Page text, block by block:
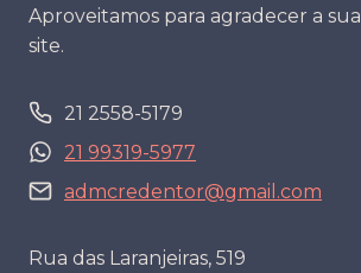
Aproveitamos para agradecer a sua
site.
21 2558-5179
21 99319-5977
admcredentor@gmail.com
Rua das Laranjeiras, 519